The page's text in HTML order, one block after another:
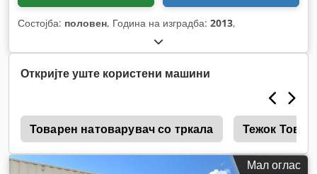
Состојба: половен, Година на изградба: 2013,
Откријте уште користени машини
Товарен натоварувач со тркала Тежок
Мал оглас